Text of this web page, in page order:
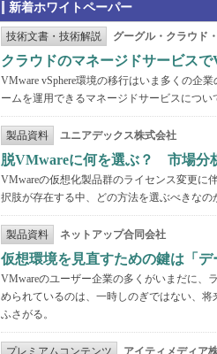
新着ホワイトペーパー
技術文書・技術解説 グーグル・クラウド
クラウドのマネージドサービス
VMware vSphere環境の移行はいま多くの企
ームを運用できるマネージドサービスにつ
製品資料 ユニアデックス株式会社
脱VMwareに何を選ぶ？ 市場分
VMwareの仮想化製品群のライセンス変更に
択肢が存在する中、どの方法を選ぶべきな
製品資料 ネットアップ合同会社
仮想環境を見直すための鍵は「
VMwareのユーザー企業の多くがいまだに、
められているのは、一時しのぎではない、
ふさがる。